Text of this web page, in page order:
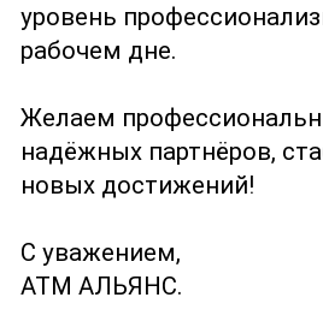
уровень
рабочем дне.
Желаем
надёжных партнёров,
новых достижений!
С уважением,
АТМ АЛЬЯНС.